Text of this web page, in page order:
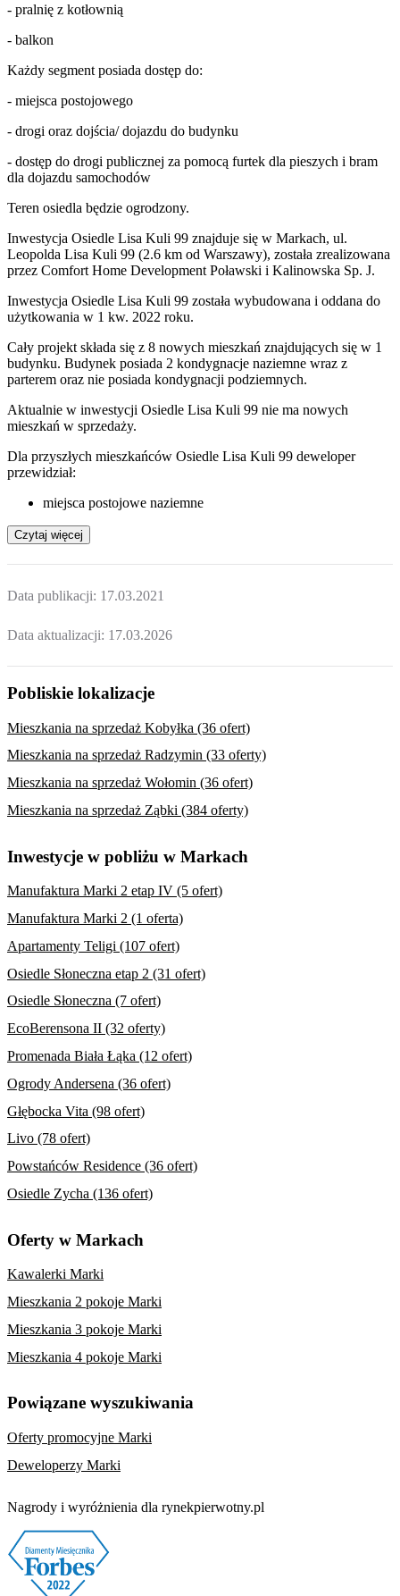
- pralnię z kotłownią
- balkon
Każdy segment posiada dostęp do:
- miejsca postojowego
- drogi oraz dojścia/ dojazdu do budynku
- dostęp do drogi publicznej za pomocą furtek dla pieszych i bram
dla dojazdu samochodów
Teren osiedla będzie ogrodzony.
Inwestycja Osiedle Lisa Kuli 99 znajduje się w Markach, ul.
Leopolda Lisa Kuli 99 (2.6 km od Warszawy), została zrealizowana
przez Comfort Home Development Poławski i Kalinowska Sp. J.
Inwestycja Osiedle Lisa Kuli 99 została wybudowana i oddana do
użytkowania w 1 kw. 2022 roku.
Cały projekt składa się z 8 nowych mieszkań znajdujących się w 1
budynku. Budynek posiada 2 kondygnacje naziemne wraz z
parterem oraz nie posiada kondygnacji podziemnych.
Aktualnie w inwestycji Osiedle Lisa Kuli 99 nie ma nowych
mieszkań w sprzedaży.
Dla przyszłych mieszkańców Osiedle Lisa Kuli 99 deweloper
przewidział:
miejsca postojowe naziemne
Czytaj więcej
Data publikacji: 17.03.2021
Data aktualizacji: 17.03.2026
Pobliskie lokalizacje
Mieszkania na sprzedaż Kobyłka (36 ofert)
Mieszkania na sprzedaż Radzymin (33 oferty)
Mieszkania na sprzedaż Wołomin (36 ofert)
Mieszkania na sprzedaż Ząbki (384 oferty)
Inwestycje w pobliżu w Markach
Manufaktura Marki 2 etap IV (5 ofert)
Manufaktura Marki 2 (1 oferta)
Apartamenty Teligi (107 ofert)
Osiedle Słoneczna etap 2 (31 ofert)
Osiedle Słoneczna (7 ofert)
EcoBerensona II (32 oferty)
Promenada Biała Łąka (12 ofert)
Ogrody Andersena (36 ofert)
Głębocka Vita (98 ofert)
Livo (78 ofert)
Powstańców Residence (36 ofert)
Osiedle Zycha (136 ofert)
Oferty w Markach
Kawalerki Marki
Mieszkania 2 pokoje Marki
Mieszkania 3 pokoje Marki
Mieszkania 4 pokoje Marki
Powiązane wyszukiwania
Oferty promocyjne Marki
Deweloperzy Marki
Nagrody i wyróżnienia dla rynekpierwotny.pl